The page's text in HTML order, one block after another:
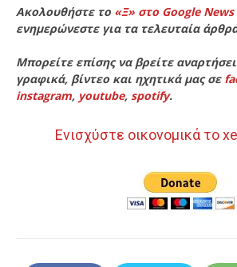
Ακολουθήστε το «Ξ» στο Google News
ενημερώνεστε για τα τελευταία
Μπορείτε επίσης να βρείτε
γραφικά, βίντεο και ηχητικά μας σε
instagram, youtube, spotify.
Ενισχύστε οικονομικά το